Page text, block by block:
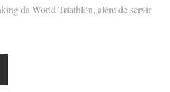
da World Triathlon, além de servir